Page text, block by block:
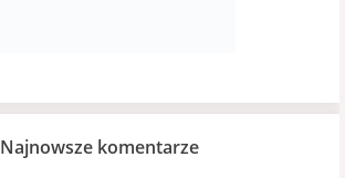
Najnowsze komentarze